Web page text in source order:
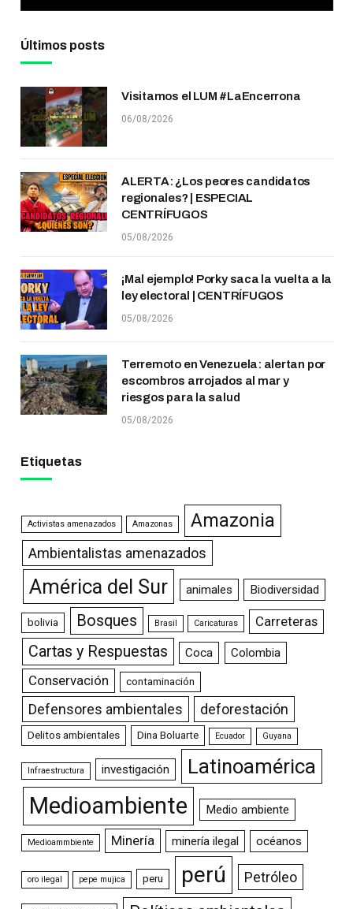
Últimos posts
Visitamos el LUM #LaEncerrona
06/08/2026
ALERTA: ¿Los peores candidatos
regionales? | ESPECIAL
CENTRÍFUGOS
05/08/2026
¡Mal ejemplo! Porky saca la vuelta a la
ley electoral | CENTRÍFUGOS
05/08/2026
Terremoto en Venezuela: alertan por
escombros arrojados al mar y
riesgos para la salud
05/08/2026
Etiquetas
Activistas amenazados Amazonas Amazonia
Ambientalistas amenazados
América del Sur animales Biodiversidad
bolivia Bosques Brasil Caricaturas Carreteras
Cartas y Respuestas Coca Colombia
Conservación contaminación
Defensores ambientales deforestación
Delitos ambientales Dina Boluarte Ecuador Guyana
Infraestructura investigación Latinoamérica
Medioambiente Medio ambiente
Medioammbiente Minería minería ilegal océanos
oro ilegal pepe mujica peru perú Petróleo